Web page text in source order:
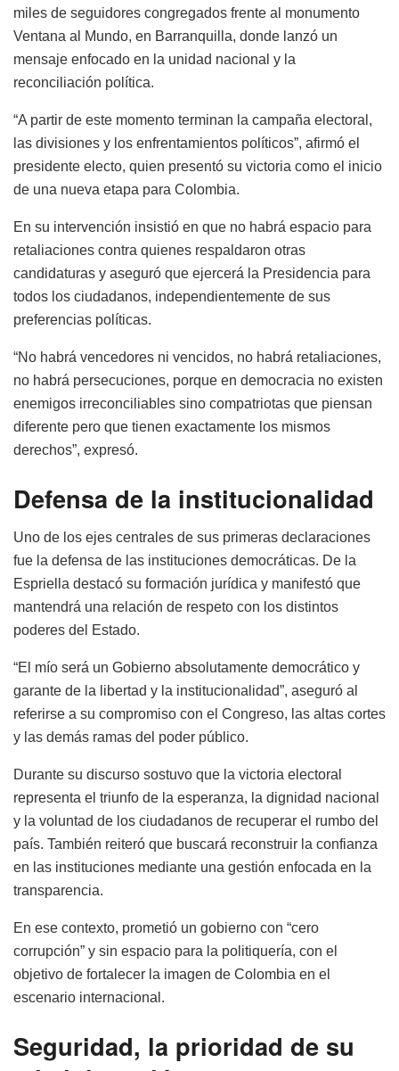
miles de seguidores congregados frente al monumento
Ventana al Mundo, en Barranquilla, donde lanzó un
mensaje enfocado en la unidad nacional y la
reconciliación política.
“A partir de este momento terminan la campaña electoral,
las divisiones y los enfrentamientos políticos”, afirmó el
presidente electo, quien presentó su victoria como el inicio
de una nueva etapa para Colombia.
En su intervención insistió en que no habrá espacio para
retaliaciones contra quienes respaldaron otras
candidaturas y aseguró que ejercerá la Presidencia para
todos los ciudadanos, independientemente de sus
preferencias políticas.
“No habrá vencedores ni vencidos, no habrá retaliaciones,
no habrá persecuciones, porque en democracia no existen
enemigos irreconciliables sino compatriotas que piensan
diferente pero que tienen exactamente los mismos
derechos”, expresó.
Defensa de la institucionalidad
Uno de los ejes centrales de sus primeras declaraciones
fue la defensa de las instituciones democráticas. De la
Espriella destacó su formación jurídica y manifestó que
mantendrá una relación de respeto con los distintos
poderes del Estado.
“El mío será un Gobierno absolutamente democrático y
garante de la libertad y la institucionalidad”, aseguró al
referirse a su compromiso con el Congreso, las altas cortes
y las demás ramas del poder público.
Durante su discurso sostuvo que la victoria electoral
representa el triunfo de la esperanza, la dignidad nacional
y la voluntad de los ciudadanos de recuperar el rumbo del
país. También reiteró que buscará reconstruir la confianza
en las instituciones mediante una gestión enfocada en la
transparencia.
En ese contexto, prometió un gobierno con “cero
corrupción” y sin espacio para la politiquería, con el
objetivo de fortalecer la imagen de Colombia en el
escenario internacional.
Seguridad, la prioridad de su